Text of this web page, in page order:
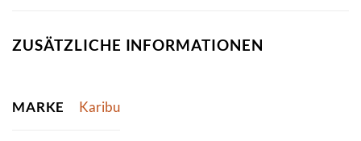
ZUSÄTZLICHE INFORMATIONEN
MARKE Karibu